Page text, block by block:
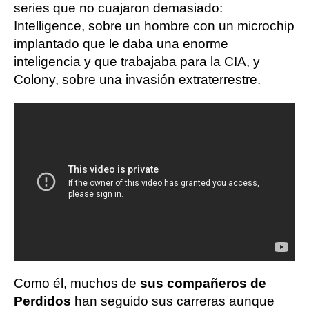
series que no cuajaron demasiado:
Intelligence, sobre un hombre con un microchip
implantado que le daba una enorme
inteligencia y que trabajaba para la CIA, y
Colony, sobre una invasión extraterrestre.
Como él, muchos de sus compañeros de
Perdidos han seguido sus carreras aunque